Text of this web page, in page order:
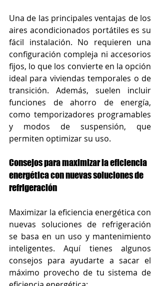
Una de las principales ventajas de los
aires acondicionados portátiles es su
fácil instalación. No requieren una
configuración compleja ni accesorios
fijos, lo que los convierte en la opción
ideal para viviendas temporales o de
transición. Además, suelen incluir
funciones de ahorro de energía,
como temporizadores programables
y modos de suspensión, que
permiten optimizar su uso.
Consejos para maximizar la eficiencia
energética con nuevas soluciones de
refrigeración
Maximizar la eficiencia energética con
nuevas soluciones de refrigeración
se basa en un uso y mantenimiento
inteligentes. Aquí tienes algunos
consejos para ayudarte a sacar el
máximo provecho de tu sistema de